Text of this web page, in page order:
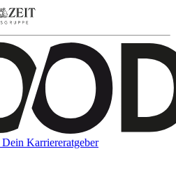
Dein Karriereratgeber